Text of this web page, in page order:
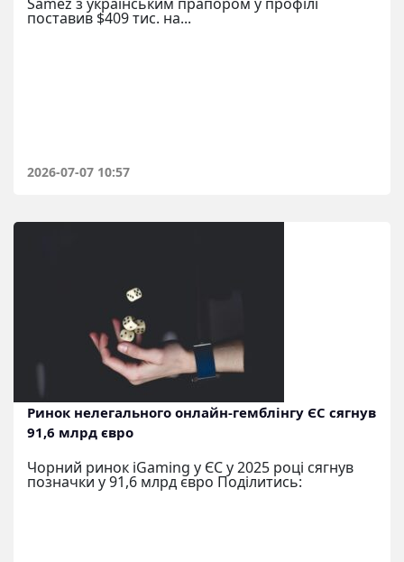
поставив $409 тис. на...
2026-07-07 10:57
Ринок нелегального онлайн-гемблінгу ЄС сягнув
91,6 млрд євро
Чорний ринок iGaming у ЄС у 2025 році сягнув
позначки у 91,6 млрд євро Поділитись: